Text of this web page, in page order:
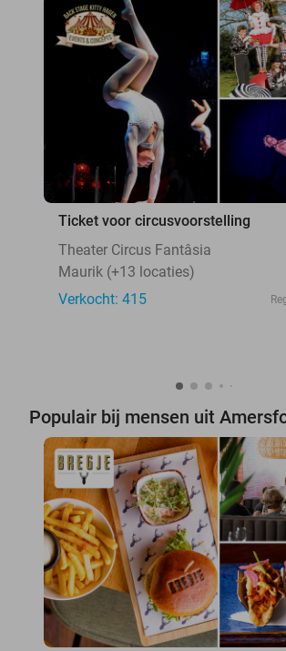
Ticket voor circusvoorstelling
Theater Circus Fantâsia
Maurik (+13 locaties)
Verkocht: 415
Populair bij mensen uit